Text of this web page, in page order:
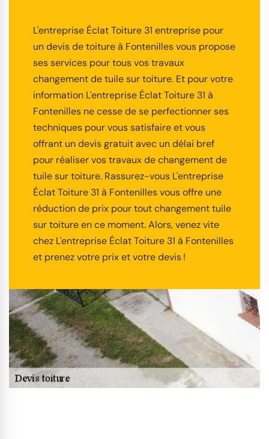
L'entreprise Éclat Toiture 31 entreprise pour
un devis de toiture à Fontenilles vous propose
ses services pour tous vos travaux
changement de tuile sur toiture. Et pour votre
information L'entreprise Éclat Toiture 31 à
Fontenilles ne cesse de se perfectionner ses
techniques pour vous satisfaire et vous
offrant un devis gratuit avec un délai bref
pour réaliser vos travaux de changement de
tuile sur toiture. Rassurez-vous L'entreprise
Éclat Toiture 31 à Fontenilles vous offre une
réduction de prix pour tout changement tuile
sur toiture en ce moment. Alors, venez vite
chez L'entreprise Éclat Toiture 31 à Fontenilles
et prenez votre prix et votre devis !